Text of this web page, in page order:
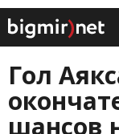
Гол
шансов